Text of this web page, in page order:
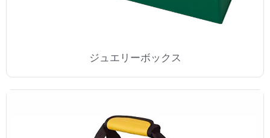
ジュエリーボックス